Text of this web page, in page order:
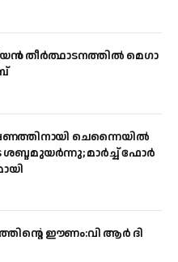
തീർത്ഥാടനത്തിൽ മെഗാ
ചെന്നൈയിൽ
മാർച്ച് ഫോർ
ഈണം:വി ആർ ദി